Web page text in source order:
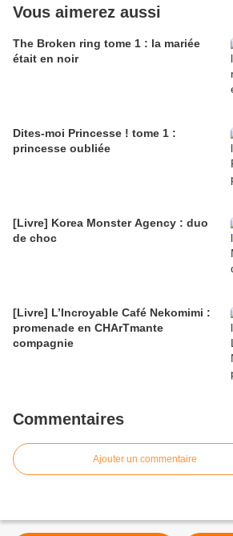
Vous aimerez aussi
The Broken ring tome 1 : la mariée
était en noir
Dites-moi Princesse ! tome 1 :
princesse oubliée
[Livre] Korea Monster Agency : duo
de choc
[Livre] L’Incroyable Café Nekomimi :
promenade en CHArTmante
compagnie
Commentaires
Ajouter un commentaire